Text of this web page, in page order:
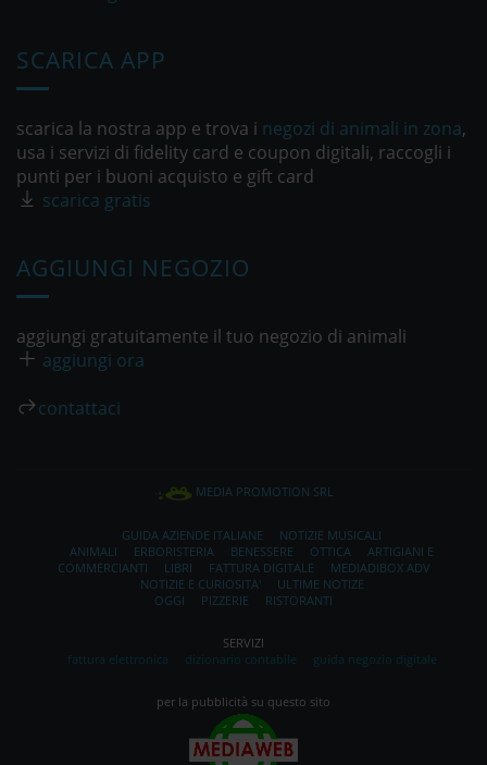
SCARICA APP
scarica la nostra app e trova i negozi di animali in zona,
usa i servizi di fidelity card e coupon digitali, raccogli i
punti per i buoni acquisto e gift card
scarica gratis
AGGIUNGI NEGOZIO
aggiungi gratuitamente il tuo negozio di animali
aggiungi ora
contattaci
MEDIA PROMOTION SRL
GUIDA AZIENDE ITALIANE
NOTIZIE MUSICALI
ANIMALI
ERBORISTERIA BENESSERE OTTICA
ARTIGIANI E
COMMERCIANTI
LIBRI FATTURA DIGITALE
MEDIADIBOX ADV
NOTIZIE E CURIOSITA'
ULTIME NOTIZE
OGGI
PIZZERIE RISTORANTI
SERVIZI
fattura elettronica
dizionario contabile guida negozio digitale
per la pubblicità su questo sito